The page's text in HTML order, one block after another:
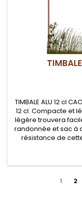
TIMBALE ALU 12 cl
12 cl. Compacte et
légère trouvera
randonnée et sac à
résistance de
1 2